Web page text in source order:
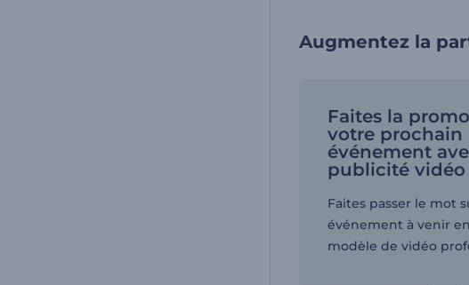
Augmentez la
Faites la
votre prochain
événement
publicité vidéo
Faites passer le mot
événement à venir
modèle de vidéo